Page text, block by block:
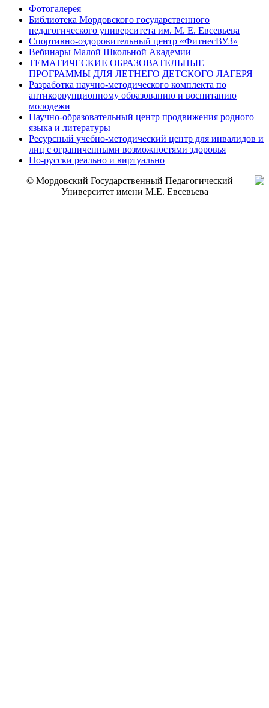
Фотогалерея
Библиотека Мордовского государственного
педагогического университета им. М. Е. Евсевьева
Спортивно-оздоровительный центр «ФитнесВУЗ»
Вебинары Малой Школьной Академии
ТЕМАТИЧЕСКИЕ ОБРАЗОВАТЕЛЬНЫЕ
ПРОГРАММЫ ДЛЯ ЛЕТНЕГО ДЕТСКОГО ЛАГЕРЯ
Разработка научно-методического комплекта по
антикоррупционному образованию и воспитанию
молодежи
Научно-образовательный центр продвижения родного
языка и литературы
Ресурсный учебно-методический центр для инвалидов и
лиц с ограниченными возможностями здоровья
По-русски реально и виртуально
© Мордовский Государственный Педагогический
Университет имени М.Е. Евсевьева